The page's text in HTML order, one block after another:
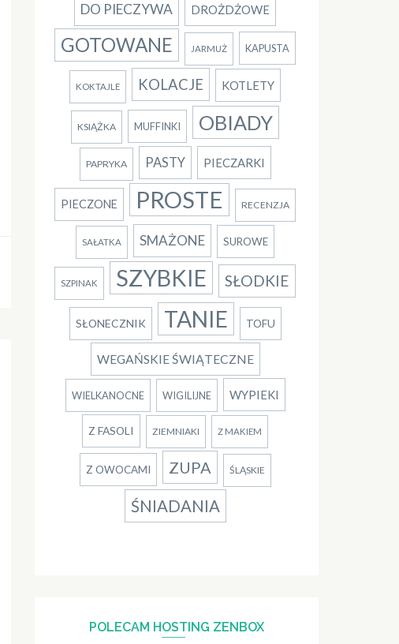
DO PIECZYWA DROŻDŻOWE
GOTOWANE JARMUŻ KAPUSTA
KOKTAJLE KOLACJE KOTLETY
KSIĄŻKA MUFFINKI OBIADY
PAPRYKA PASTY PIECZARKI
PIECZONE PROSTE RECENZJA
SAŁATKA SMAŻONE SUROWE
SZPINAK SZYBKIE SŁODKIE
SŁONECZNIK TANIE TOFU
WEGAŃSKIE ŚWIĄTECZNE
WIELKANOCNE WIGILIJNE WYPIEKI
Z FASOLI ZIEMNIAKI Z MAKIEM
Z OWOCAMI ZUPA ŚLĄSKIE
ŚNIADANIA
POLECAM HOSTING ZENBOX